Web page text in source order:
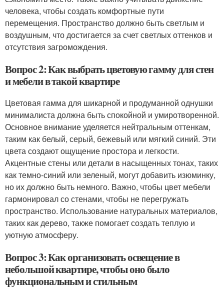
человека, чтобы создать комфортные пути
перемещения. Пространство должно быть светлым и
воздушным, что достигается за счет светлых оттенков и
отсутствия загромождения.
Вопрос 2: Как выбрать цветовую гамму для стен
и мебели в такой квартире
Цветовая гамма для шикарной и продуманной однушки
минималиста должна быть спокойной и умиротворенной.
Основное внимание уделяется нейтральным оттенкам,
таким как белый, серый, бежевый или мягкий синий. Эти
цвета создают ощущение простора и легкости.
Акцентные стены или детали в насыщенных тонах, таких
как темно-синий или зеленый, могут добавить изюминку,
но их должно быть немного. Важно, чтобы цвет мебели
гармонировал со стенами, чтобы не перегружать
пространство. Использование натуральных материалов,
таких как дерево, также помогает создать теплую и
уютную атмосферу.
Вопрос 3: Как организовать освещение в
небольшой квартире, чтобы оно было
функциональным и стильным